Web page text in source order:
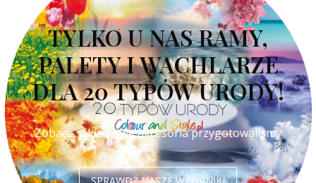
TYLKO U NAS RAMY,
PALETY I WACHLARZE
DLA 20 TYPÓW URODY!
Zobacz, jakie nowe akcesoria przygotowaliśmy
SPRAWDŹ NASZE WZORNIKI